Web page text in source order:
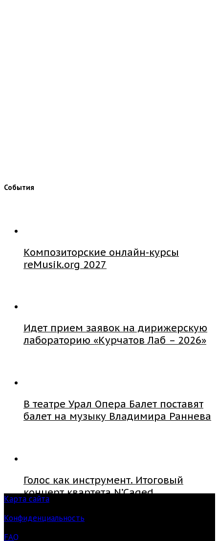
События
Композиторские онлайн-курсы
reMusik.org 2027
Идет прием заявок на дирижерскую
лабораторию «Курчатов Лаб – 2026»
В театре Урал Опера Балет поставят
балет на музыку Владимира Раннева
Голос как инструмент. Итоговый
концерт квартета N’Caged
Карта сайта
Конфиденциальность
FAQ